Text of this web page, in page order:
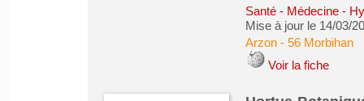
Santé - Médecine -
Mise à jour le 14/03/
Arzon- 56 Morbihan
Voir la fiche